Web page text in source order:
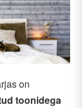
on
toonidega